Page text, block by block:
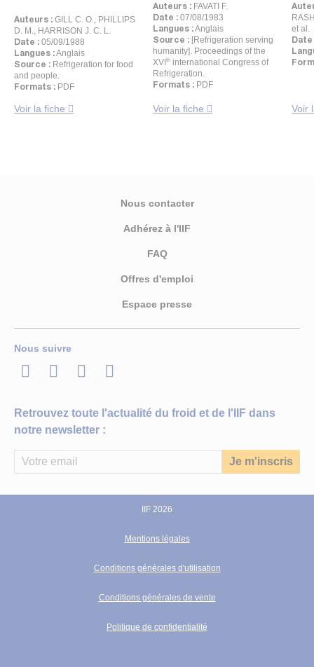
Auteurs : GILL C. O., PHILLIPS
D. M., HARRISON J. C. L.
Date : 05/09/1988
Langues :Anglais
Source : Refrigeration for food
and people.
Formats : PDF
Voir la fiche
Auteurs : FAVATI F.
Date : 07/08/1983
Langues :Anglais
Source : [Refrigeration serving
humanity]. Proceedings of the
XVI th international Congress of
Refrigeration.
Formats : PDF
Voir la fiche
et al.
Date
Voir
Nous contacter
Adhérez à l'IIF
FAQ
Offres d'emploi
Espace presse
Nous suivre
LinkedInTwitterFacebook
Youtube
Retrouvez toute l'actualité du froid et de l'IIF dans
notre newsletter :
IIF 2026
Mentions légales
Conditions générales d'utilisation
Conditions générales de vente
Politique de confidentialité